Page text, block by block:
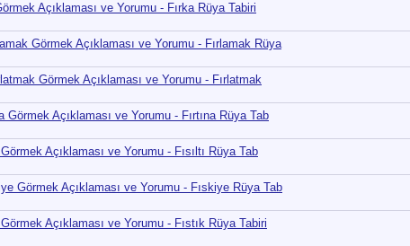
Açıklaması ve Yorumu - Fırka Rüya Tabiri
Görmek Açıklaması ve Yorumu - Fırlamak Rüya
Görmek Açıklaması ve Yorumu - Fırlatmak
Görmek Açıklaması ve Yorumu - Fırtına Rüya Tab
Açıklaması ve Yorumu - Fısıltı Rüya Tab
Görmek Açıklaması ve Yorumu - Fıskiye Rüya Tab
Açıklaması ve Yorumu - Fıstık Rüya Tabiri